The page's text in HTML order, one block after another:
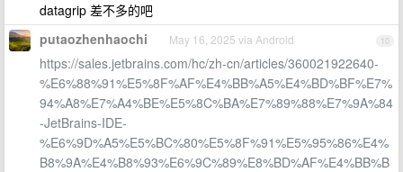
datagrip 差不多的吧
10
putaozhenhaochi May 16, 2025 via Android
https://sales.jetbrains.com/hc/zh-cn/articles/360021922640-
%E6%88%91%E5%8F%AF%E4%BB%A5%E4%BD%BF%E7%
94%A8%E7%A4%BE%E5%8C%BA%E7%89%88%E7%9A%84
-JetBrains-IDE-
%E6%9D%A5%E5%BC%80%E5%8F%91%E5%95%86%E4%
B8%9A%E4%B8%93%E6%9C%89%E8%BD%AF%E4%BB%B